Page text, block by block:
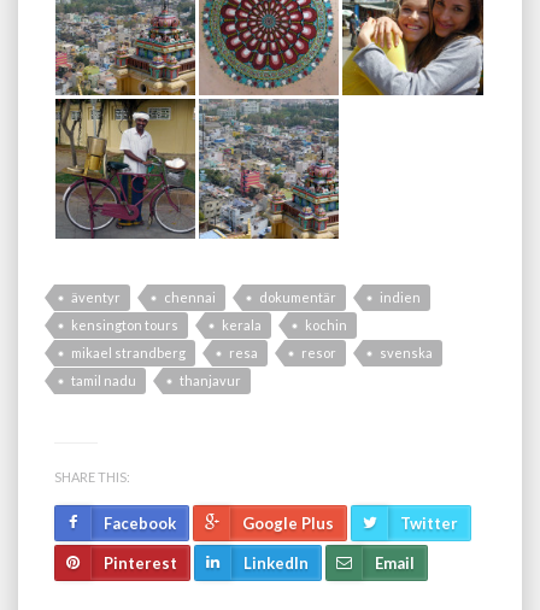
äventyr chennai dokumentär
indien
kensington tours
kerala
kochin
mikael strandberg
resa resor
svenska
tamil nadu
thanjavur
SHARE THIS:
Facebook Google Plus Twitter
Pinterest LinkedIn Email